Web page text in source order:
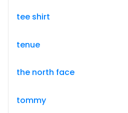
tee shirt
tenue
the north face
tommy